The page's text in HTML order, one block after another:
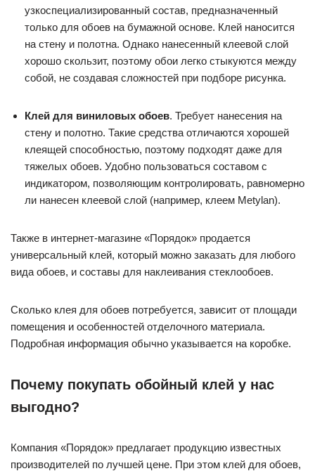
узкоспециализированный состав, предназначенный
только для обоев на бумажной основе. Клей наносится
на стену и полотна. Однако нанесенный клеевой слой
хорошо скользит, поэтому обои легко стыкуются между
собой, не создавая сложностей при подборе рисунка.
Клей для виниловых обоев. Требует нанесения на
стену и полотно. Такие средства отличаются хорошей
клеящей способностью, поэтому подходят даже для
тяжелых обоев. Удобно пользоваться составом с
индикатором, позволяющим контролировать, равномерно
ли нанесен клеевой слой (например, клеем Metylan).
Также в интернет-магазине «Порядок» продается
универсальный клей, который можно заказать для любого
вида обоев, и составы для наклеивания стеклообоев.
Сколько клея для обоев потребуется, зависит от площади
помещения и особенностей отделочного материала.
Подробная информация обычно указывается на коробке.
Почему покупать обойный клей у нас
выгодно?
Компания «Порядок» предлагает продукцию известных
производителей по лучшей цене. При этом клей для обоев,